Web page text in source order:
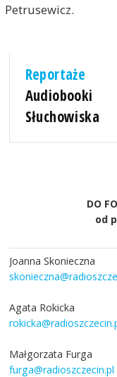
Petrusewicz.
Reportaże
Audiobooki
Słuchowiska
DO
od
Joanna Skonieczna
Agata Rokicka
Małgorzata Furga
furga@radioszczecin.pl